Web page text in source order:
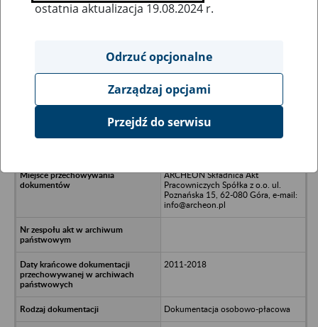
Ukryj wszystkie pozycje bazy
Aikon Poznań Sp. z o.o. w likwidacji -
ARCHEON Składnica Akt
Pracowniczych Spółka z o.o. ul.
Poznańska 15, 62-080 Góra, e-mail:
info@archeon.pl
2011-2018
Dokumentacja osobowo-płacowa
ostatnia aktualizacja 19.08.2024 r.
Odrzuć opcjonalne
Zarządzaj opcjami
Przejdź do serwisu